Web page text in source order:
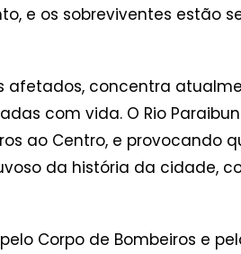
e os sobreviventes estão
afetados, concentra
com vida. O Rio
ao Centro, e provocando
da história da cidade,
Corpo de Bombeiros e